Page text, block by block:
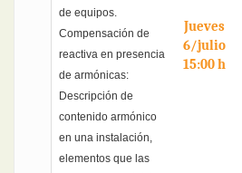
de equipos.
Compensación de
reactiva en presencia
de armónicas:
Descripción de
contenido armónico
en una instalación,
elementos que las
Jueves
6/julio
15:00 h